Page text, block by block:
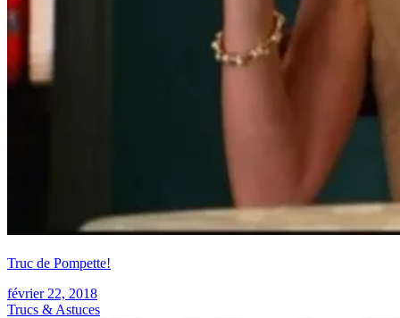
Truc de Pompette!
février 22, 2018
Trucs & Astuces